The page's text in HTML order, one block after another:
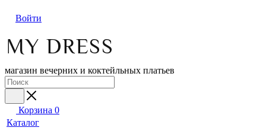
Войти
магазин вечерних и коктейльных платьев
Корзина 0
Каталог